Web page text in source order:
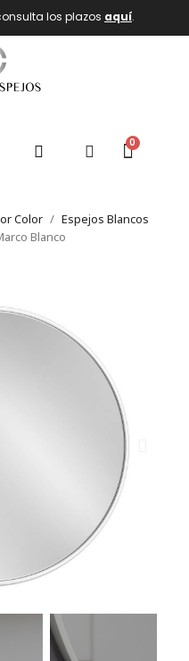
los plazos aquí.
Color
Espejos Blancos
Blanco